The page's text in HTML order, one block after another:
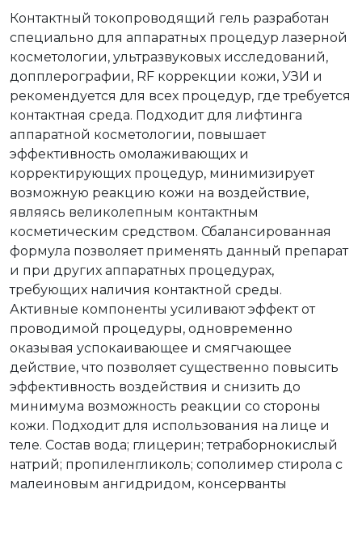
Контактный токопроводящий гель разработан
специально для аппаратных процедур лазерной
косметологии, ультразвуковых исследований,
допплерографии, RF коррекции кожи, УЗИ и
рекомендуется для всех процедур, где требуется
контактная среда. Подходит для лифтинга
аппаратной косметологии, повышает
эффективность омолаживающих и
корректирующих процедур, минимизирует
возможную реакцию кожи на воздействие,
являясь великолепным контактным
косметическим средством. Сбалансированная
формула позволяет применять данный препарат
и при других аппаратных процедурах,
требующих наличия контактной среды.
Активные компоненты усиливают эффект от
проводимой процедуры, одновременно
оказывая успокаивающее и смягчающее
действие, что позволяет существенно повысить
эффективность воздействия и снизить до
минимума возможность реакции со стороны
кожи. Подходит для использования на лице и
теле. Состав вода; глицерин; тетраборнокислый
натрий; пропиленгликоль; сополимер стирола с
малеиновым ангидридом, консерванты